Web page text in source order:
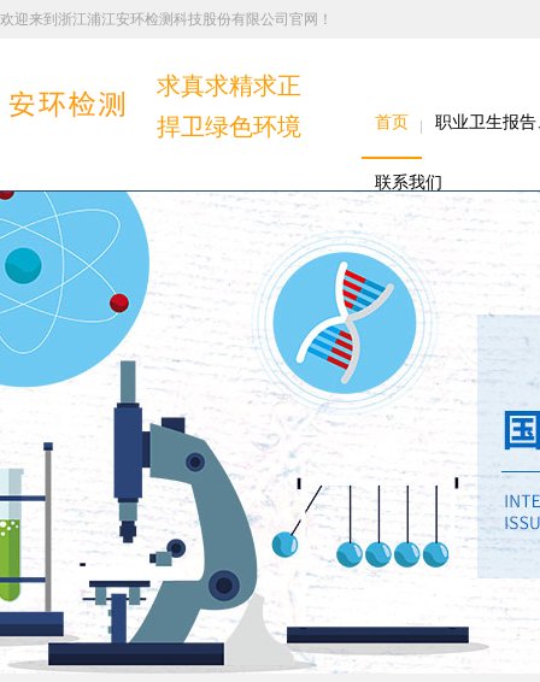
欢迎来到浙江浦江安环检测科技股份有限公司官网！
求真求精求正
捍卫绿色环境
首页 职业卫生报
联系我们